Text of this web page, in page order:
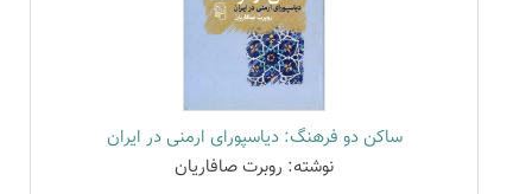
ساکن دو فرهنگ: دیاسپورای ارمنی در ایران
نوشته: روبرت صافاریان